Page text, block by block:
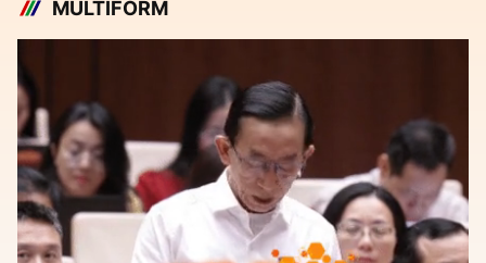
MULTIFORM